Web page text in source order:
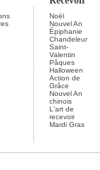
Noël
Nouvel An
Épiphanie
Chandeleur
Saint-
Valentin
Pâques
Halloween
Action de
Grâce
Nouvel An
chinois
L'art de
recevoir
Mardi Gras